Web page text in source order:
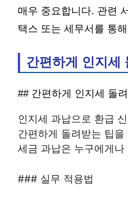
매우 중요합니다. 관련
택스 또는 세무서를 통
간편하게 인지세
## 간편하게 인지세 돌
인지세 과납으로 환급
간편하게 돌려받는 팁
세금 과납은 누구에게
### 실무 적용법